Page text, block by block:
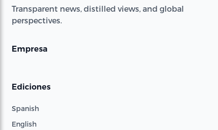
Transparent news, distilled views, and global
perspectives.
Empresa
Ediciones
Spanish
English